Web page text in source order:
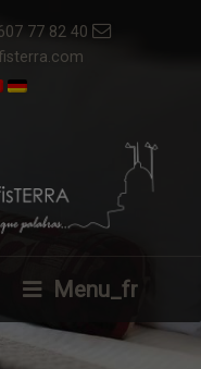
77 82 40
Menu_fr